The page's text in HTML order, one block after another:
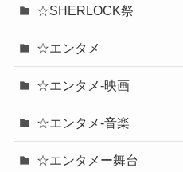
☆SHERLOCK祭
☆エンタメ
☆エンタメ-映画
☆エンタメ-音楽
☆エンタメー舞台